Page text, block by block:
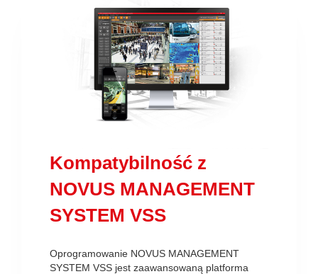
Kompatybilność z
NOVUS MANAGEMENT
SYSTEM VSS
Oprogramowanie NOVUS MANAGEMENT
SYSTEM VSS jest zaawansowaną platforma